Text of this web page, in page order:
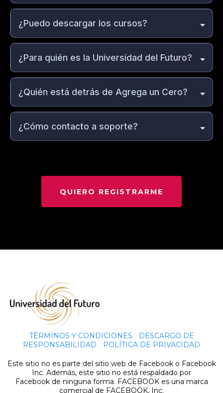
cómo vender, cómo comunicarte,
cómo sostener el seguimiento, y cómo convertir en ingresos
móvil, tablet y computadora
¿Puedo descargar los cursos?
¿Para quién es la Universidad del Futuro?
¿Quién está detrás de Agrega un Cero?
claridad
¿Cómo contacto a soporte?
QUIERO REGISTRARME
TÉRMINOS Y CONDICIONES
DESCARGO DE
RESPONSABILIDAD
POLÍTICA DE PRIVACIDAD
Este sitio no es parte del sitio web de Facebook o Facebook
Inc. Además, este sitio no está respaldado por
Facebook de ninguna forma. FACEBOOK es una marca
comercial de FACEBOOK, Inc.